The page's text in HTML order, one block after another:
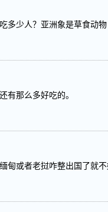
多少人？亚洲象是草食动物
有那么多好吃的。
甸或者老挝咋整出国了就